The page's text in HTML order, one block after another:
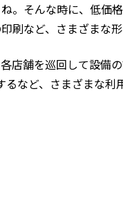
。そんな時に、低価
刷など、さまざまな
店舗を巡回して設備
など、さまざまな利